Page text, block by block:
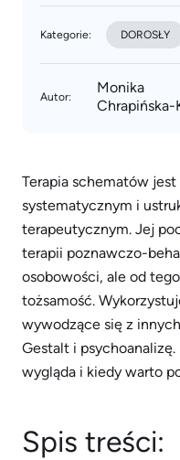
Autor:
Monika
Chrapińska-
Kategorie: DOROSŁY
Terapia schematów
systematycznym i
terapeutycznym. Jej
terapii poznawczo-
osobowości, ale od
tożsamość.
wywodzące się z
Gestalt i
wygląda i kiedy warto
Spis treści: